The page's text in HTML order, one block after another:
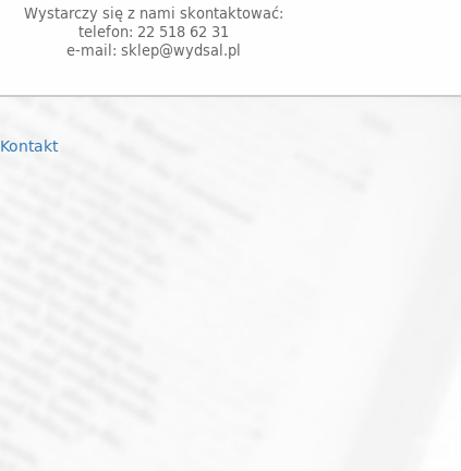
Wystarczy się z nami skontaktować:
telefon: 22 518 62 31
e-mail: sklep@wydsal.pl
Kontakt